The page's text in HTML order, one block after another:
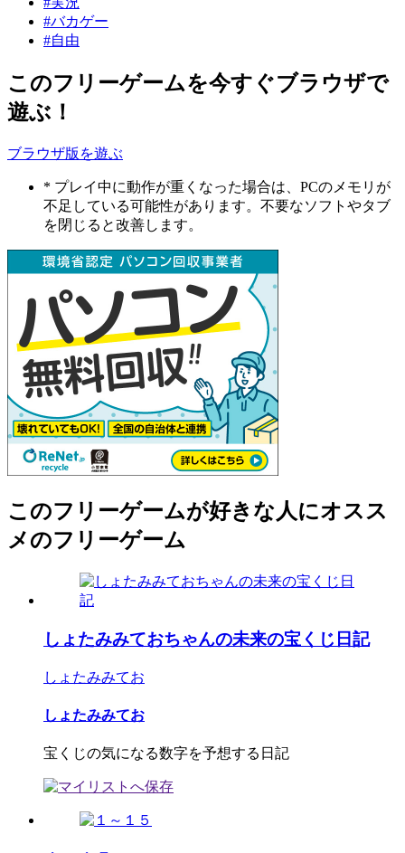
#バカゲー
#自由
このフリーゲームを今すぐブラウザで
遊ぶ！
ブラウザ版を遊ぶ
* プレイ中に動作が重くなった場合は、PCのメモリが
不足している可能性があります。不要なソフトやタブ
を閉じると改善します。
このフリーゲームが好きな人にオスス
メのフリーゲーム
しょたみみておちゃんの未来の宝くじ日記
しょたみみてお
しょたみみてお
宝くじの気になる数字を予想する日記